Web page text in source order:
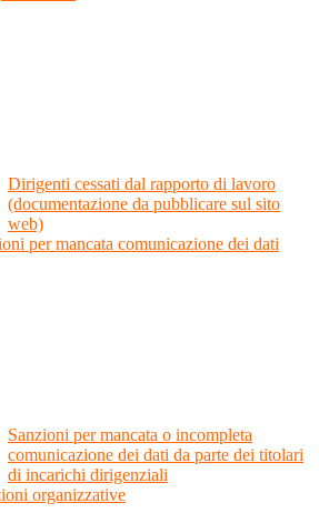
Dirigenti cessati dal rapporto di lavoro
(documentazione da pubblicare sul sito
web)
per mancata comunicazione dei dati
Sanzioni per mancata o incompleta
comunicazione dei dati da parte dei titolari
di incarichi dirigenziali
organizzative